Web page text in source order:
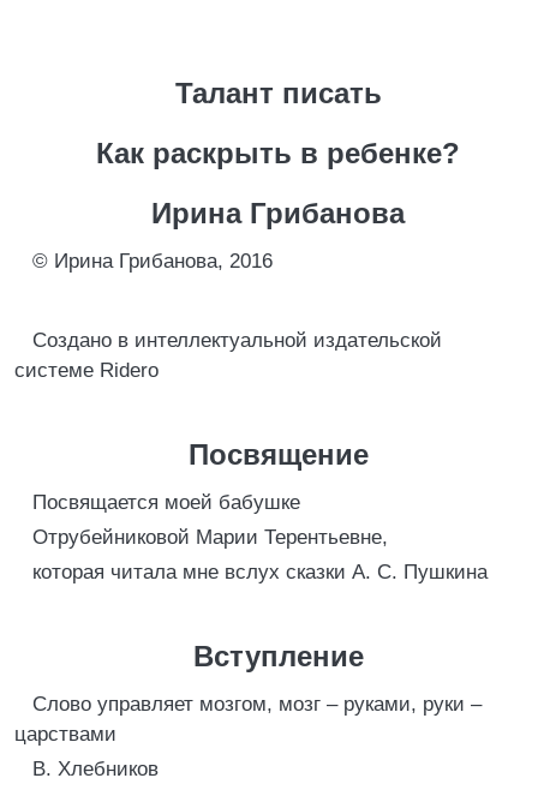
Талант писать
Как раскрыть в ребенке?
Ирина Грибанова
© Ирина Грибанова, 2016
Создано в интеллектуальной издательской
системе Ridero
Посвящение
Посвящается моей бабушке
Отрубейниковой Марии Терентьевне,
которая читала мне вслух сказки А. С. Пушкина
Вступление
Слово управляет мозгом, мозг – руками, руки –
царствами
В. Хлебников